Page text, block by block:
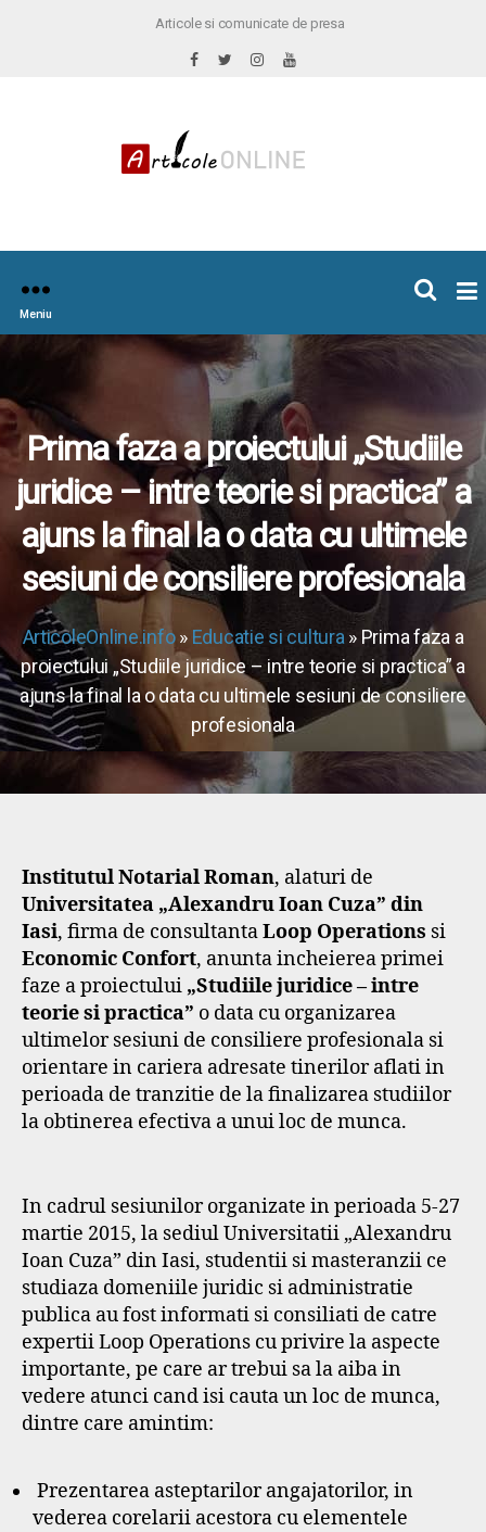
Articole si comunicate de presa
Meniu
Prima faza a proiectului „Studiile
juridice – intre teorie si practica” a
ajuns la final la o data cu ultimele
sesiuni de consiliere profesionala
ArticoleOnline.info» Educatie si cultura » Prima faza a
proiectului „Studiile juridice – intre teorie si practica” a
ajuns la final la o data cu ultimele sesiuni de consiliere
profesionala
Institutul Notarial Roman, alaturi de
Universitatea „Alexandru Ioan Cuza” din
Iasi, firma de consultantaLoop Operations si
Economic Confort, anunta incheierea primei
faze a proiectului „Studiile juridice – intre
teorie si practica” o data cu organizarea
ultimelor sesiuni de consiliere profesionala si
orientare in cariera adresate tinerilor aflati in
perioada de tranzitie de la finalizarea studiilor
la obtinerea efectiva a unui loc de munca.
In cadrul sesiunilor organizate in perioada 5-27
martie 2015, la sediul Universitatii „Alexandru
Ioan Cuza” din Iasi, studentii si masteranzii ce
studiaza domeniile juridic si administratie
publica au fost informati si consiliati de catre
expertii Loop Operations cu privire la aspecte
importante, pe care ar trebui sa la aiba in
vedere atunci cand isi cauta un loc de munca,
dintre care amintim:
Prezentarea asteptarilor angajatorilor, in
vederea corelarii acestora cu elementele